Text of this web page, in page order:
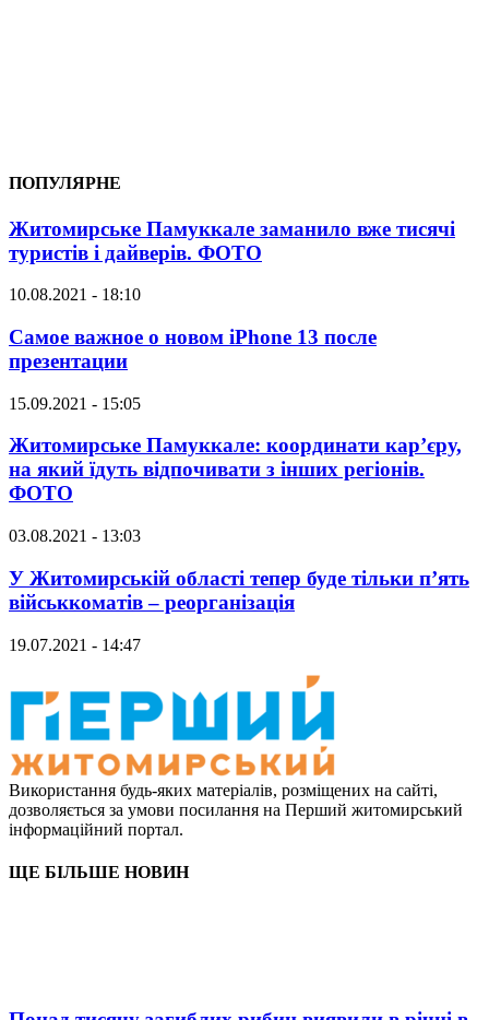
ПОПУЛЯРНЕ
Житомирське Памуккале заманило вже тисячі
туристів і дайверів. ФОТО
10.08.2021 - 18:10
Самое важное о новом iPhone 13 после
презентации
15.09.2021 - 15:05
Житомирське Памуккале: координати кар’єру,
на який їдуть відпочивати з інших регіонів.
ФОТО
03.08.2021 - 13:03
У Житомирській області тепер буде тільки п’ять
військкоматів – реорганізація
19.07.2021 - 14:47
Використання будь-яких матеріалів, розміщених на сайті,
дозволяється за умови посилання на Перший житомирський
інформаційний портал.
ЩЕ БІЛЬШЕ НОВИН